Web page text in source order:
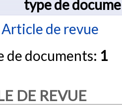
type de
Article de revue
de documents: 1
DE REVUE